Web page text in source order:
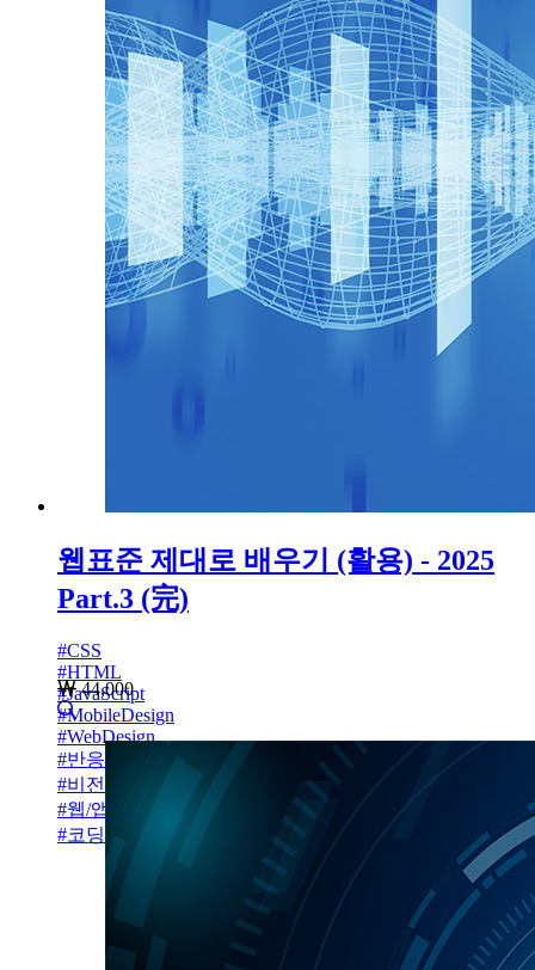
웹표준 제대로 배우기 (활용) - 2025
Part.3 (完)
#CSS
#HTML
#JavaScript
#MobileDesign
#WebDesign
#반응형사이트
#비전공자설계
#웹/앱설계
#코딩초보
44,000